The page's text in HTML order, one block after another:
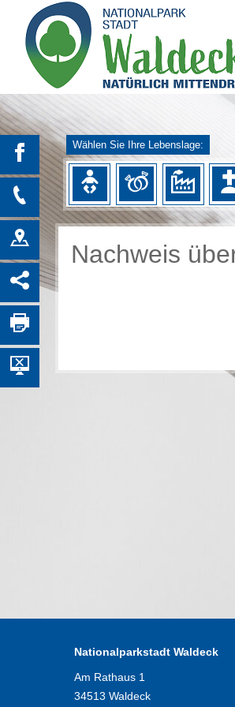
Wählen Sie Ihre Lebenslage:
Nachweis
Nationalparkstadt Waldeck
Am Rathaus 1
34513 Waldeck